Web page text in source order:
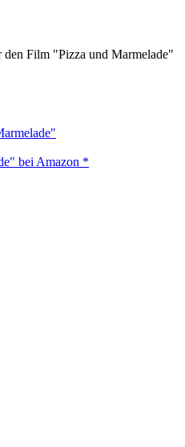
Film "Pizza und Marmelade"
bei Amazon *